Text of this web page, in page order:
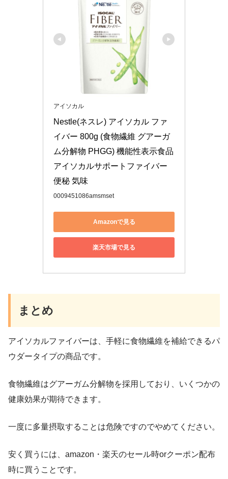
アイソカル
Nestle(ネスレ) アイソカル ファ
イバー 800g (食物繊維 グアーガ
ム分解物 PHGG) 機能性表示食品
アイソカルサポートファイバー
便秘 気味
0009451086amsmset
Amazonで見る
楽天市場で見る
まとめ
アイソカルファイバーは、手軽に食物繊維を補給できるパ
ウダータイプの商品です。
食物繊維はグアーガム分解物を採用しており、いくつかの
健康効果が期待できます。
一度に多量摂取することは危険ですのでやめてください。
安く買うには、amazon・楽天のセール時orクーポン配布
時に買うことです。